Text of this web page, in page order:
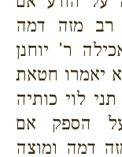
רב מזה דמה
ר' יוחנן
יאמרו חטאת
לוי כותיה
הספק אם
דמה ומוצה